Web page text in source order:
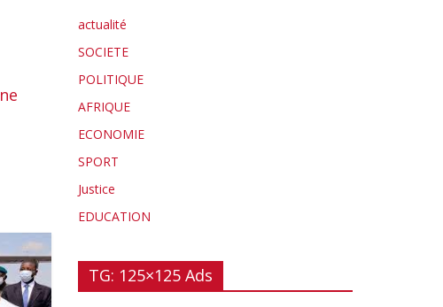
actualité
SOCIETE
POLITIQUE
AFRIQUE
ECONOMIE
SPORT
Justice
EDUCATION
TG: 125×125 Ads